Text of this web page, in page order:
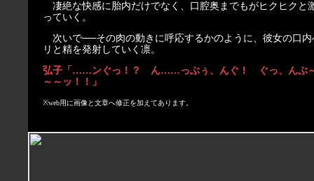
凄絶な快感に胎内だけでなく、口腔奥までもがヒクヒクと
っていく。
次いで──その肉の動きに呼応するかのように、彼女の口内
リと精を発射していく凛。
弘子「……ンぐっ！？ ん……っぶぅ、んぐ！ ぐっ、んぶ
～～ッ！！」
※web用に画像と文章へ修正を加えてあります。